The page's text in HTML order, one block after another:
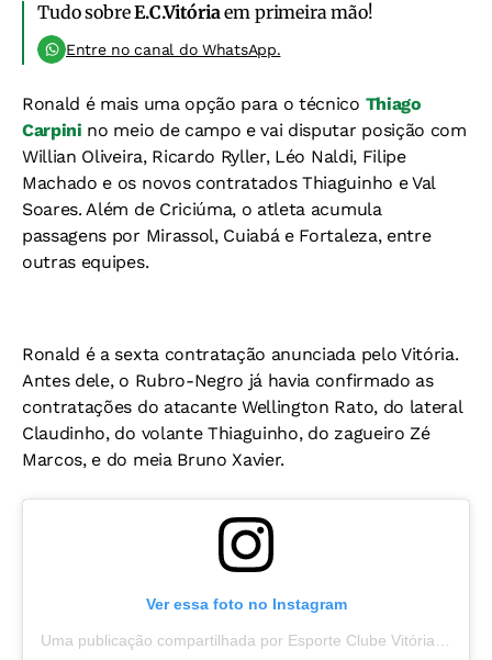
Tudo sobreE.C.Vitóriaem primeira mão!
Entre no canal do WhatsApp.
Ronald é mais uma opção para o técnico Thiago
Carpini no meio de campo e vai disputar posição com
Willian Oliveira, Ricardo Ryller, Léo Naldi, Filipe
Machado e os novos contratados Thiaguinho e Val
Soares. Além de Criciúma, o atleta acumula
passagens por Mirassol, Cuiabá e Fortaleza, entre
outras equipes.
Ronald é a sexta contratação anunciada pelo Vitória.
Antes dele, o Rubro-Negro já havia confirmado as
contratações do atacante Wellington Rato, do lateral
Claudinho, do volante Thiaguinho, do zagueiro Zé
Marcos, e do meia Bruno Xavier.
Ver essa foto no Instagram